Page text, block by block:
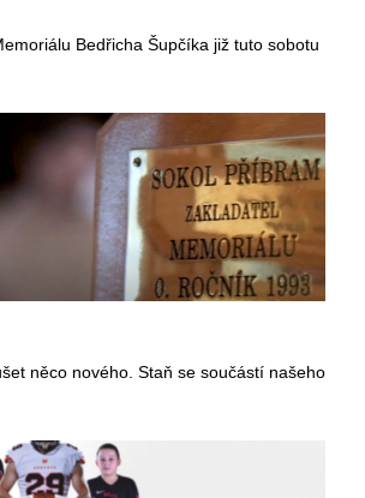
Bedřicha Šupčíka již tuto sobotu
něco nového. Staň se součástí našeho